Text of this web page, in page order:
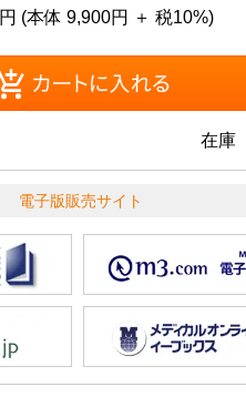
円 (本体 9,900円 ＋ 税10%)
在庫
電子版販売サイト